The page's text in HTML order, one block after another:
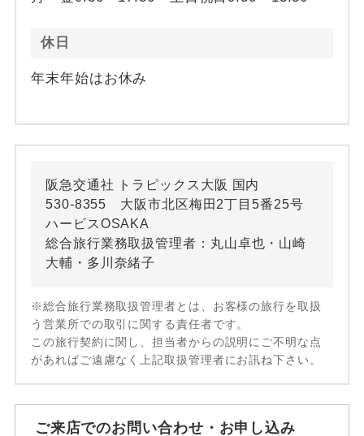
休日
年末年始はお休み
阪急交通社 トラピックス大阪 国内
530-8355 大阪市北区梅田2丁目5番25号
ハービスOSAKA
総合旅行業務取扱管理者：丸山卓也・山崎
大輔・多川奈緒子
※総合旅行業務取扱管理者とは、お客様の旅行を取扱
う営業所での取引に関する責任者です。
この旅行契約に関し、担当者からの説明にご不明な点
があればご遠慮なく上記取扱管理者にお訊ね下さい。
ご来店でのお問い合わせ・お申し込み